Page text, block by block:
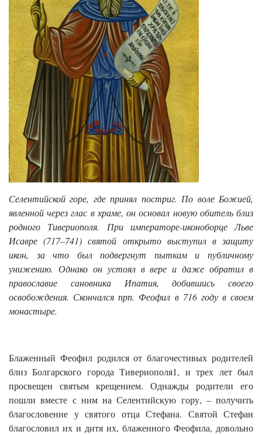
Селентийской горе, где принял постриг. По воле Божией,
явленной через глас в храме, он основал новую обитель близ
родного Тивериополя. При императоре-иконоборце Льве
Исавре (717–741) святой открыто выступил в защиту
икон, за что был подвергнут пыткам и публичному
унижению. Однако он устоял в вере и даже обратил в
православие сановника Ипатия, добившись своего
освобождения. Скончался прп. Феофил в 716 году в своем
монастыре.
Блаженный Феофил родился от благочестивых родителей
близ Болгарского города Тивериополя1, и трех лет был
просвещен святым крещением. Однажды родители его
пошли вместе с ним на Селентийскую гору, – получить
благословение у святого отца Стефана. Святой Стефан
благословил их и дитя их, блаженного Феофила, довольно